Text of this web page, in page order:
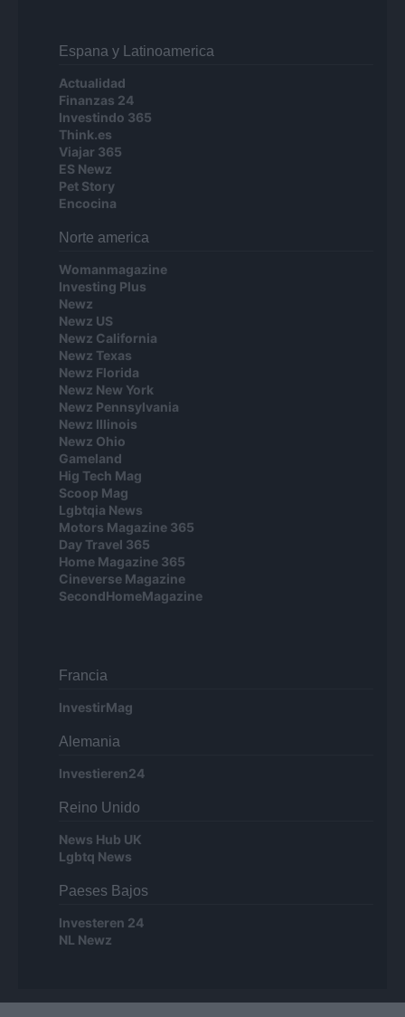
Espana y Latinoamerica
Actualidad
Finanzas 24
Investindo 365
Think.es
Viajar 365
ES Newz
Pet Story
Encocina
Norte america
Womanmagazine
Investing Plus
Newz
Newz US
Newz California
Newz Texas
Newz Florida
Newz New York
Newz Pennsylvania
Newz Illinois
Newz Ohio
Gameland
Hig Tech Mag
Scoop Mag
Lgbtqia News
Motors Magazine 365
Day Travel 365
Home Magazine 365
Cineverse Magazine
SecondHomeMagazine
Francia
InvestirMag
Alemania
Investieren24
Reino Unido
News Hub UK
Lgbtq News
Paeses Bajos
Investeren 24
NL Newz